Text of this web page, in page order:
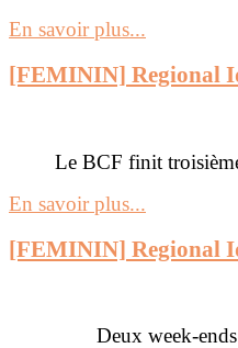
En savoir plus...
[FEMININ] Regional
Le BCF finit
En savoir plus...
[FEMININ] Regional
Deux week-